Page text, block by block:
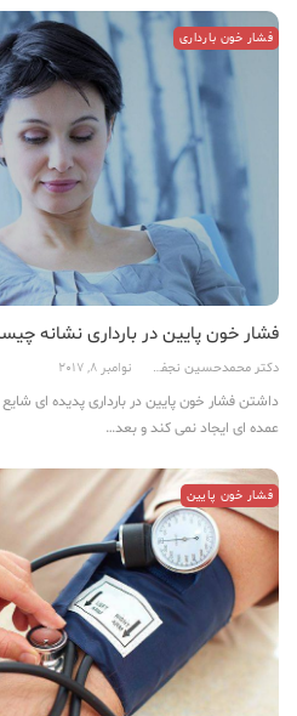
فشار خون بارداری
فشار خون پایین در بارداری نشانه
دکتر محمدحسین نجفی نوامبر 8, 2017
داشتن فشار خون پایین در بارداری پدیده ای
عمده ای ایجاد نمی کند و بعد…
فشار خون پایین